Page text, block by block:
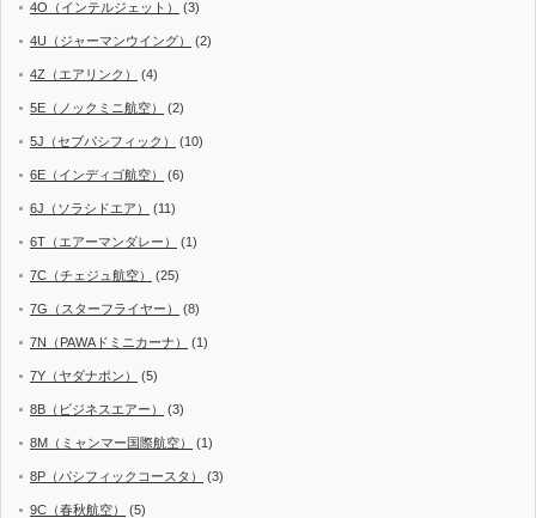
4O（インテルジェット） (3)
4U（ジャーマンウイング） (2)
4Z（エアリンク） (4)
5E（ノックミニ航空） (2)
5J（セブパシフィック） (10)
6E（インディゴ航空） (6)
6J（ソラシドエア） (11)
6T（エアーマンダレー） (1)
7C（チェジュ航空） (25)
7G（スターフライヤー） (8)
7N（PAWAドミニカーナ） (1)
7Y（ヤダナポン） (5)
8B（ビジネスエアー） (3)
8M（ミャンマー国際航空） (1)
8P（パシフィックコースタ） (3)
9C（春秋航空） (5)